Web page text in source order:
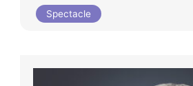
Spectacle